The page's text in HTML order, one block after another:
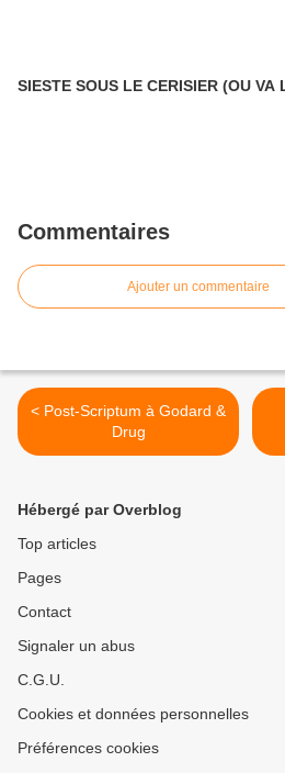
SIESTE SOUS LE CERISIER (OU VA
Commentaires
Ajouter un commentaire
< Post-Scriptum à Godard &
Drug
Hébergé par Overblog
Top articles
Pages
Contact
Signaler un abus
C.G.U.
Cookies et données personnelles
Préférences cookies